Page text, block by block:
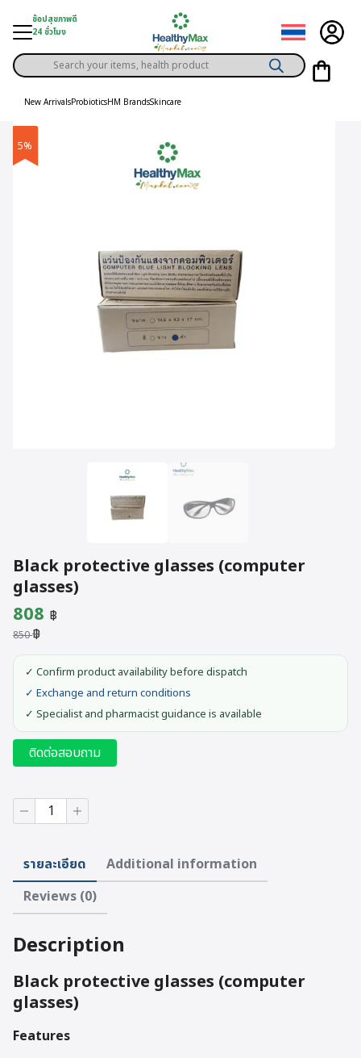
content
ช้อปสุขภาพดี
24 ชั่วโมง
Solution
Products
search
New ArrivalsProbioticsHM BrandsSkincare
5%
Black protective glasses (computer
glasses)
850฿
Original
price
was:
850 ฿.
808 ฿
is:
808 ฿.
✓ Confirm product availability before dispatch
✓ Exchange and return conditions
✓ Specialist and pharmacist guidance is available
ติดต่อสอบถาม
Black
protective
glasses)
quantity
รายละเอียด
Additional information
Reviews (0)
Description
Black protective glasses (computer
glasses)
Features